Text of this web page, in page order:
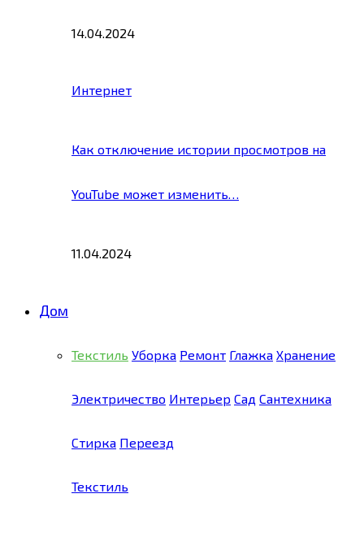
14.04.2024
Интернет
Как отключение истории просмотров на
YouTube может изменить…
11.04.2024
Дом
Текстиль Уборка Ремонт Глажка Хранение
Электричество Интерьер Сад Сантехника
Стирка Переезд
Текстиль